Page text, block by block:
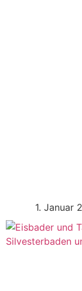
1. Januar